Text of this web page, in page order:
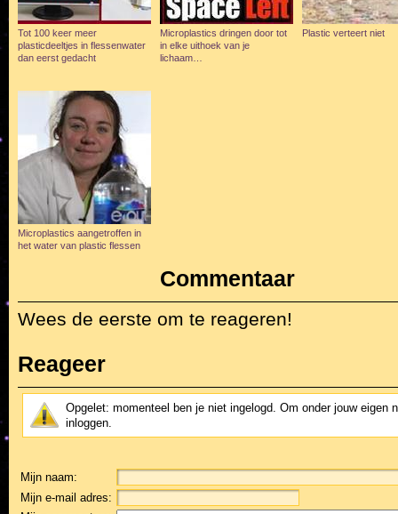
Tot 100 keer meer
plasticdeeltjes in flessenwater
dan eerst gedacht
Microplastics dringen door tot
in elke uithoek van je
lichaam…
Plastic verteert niet
Microplastics aangetroffen in
het water van plastic flessen
Commentaar
Wees de eerste om te reageren!
Reageer
Opgelet: momenteel ben je niet ingelogd. Om onder jouw eigen
inloggen.
Mijn naam:
Mijn e-mail adres: